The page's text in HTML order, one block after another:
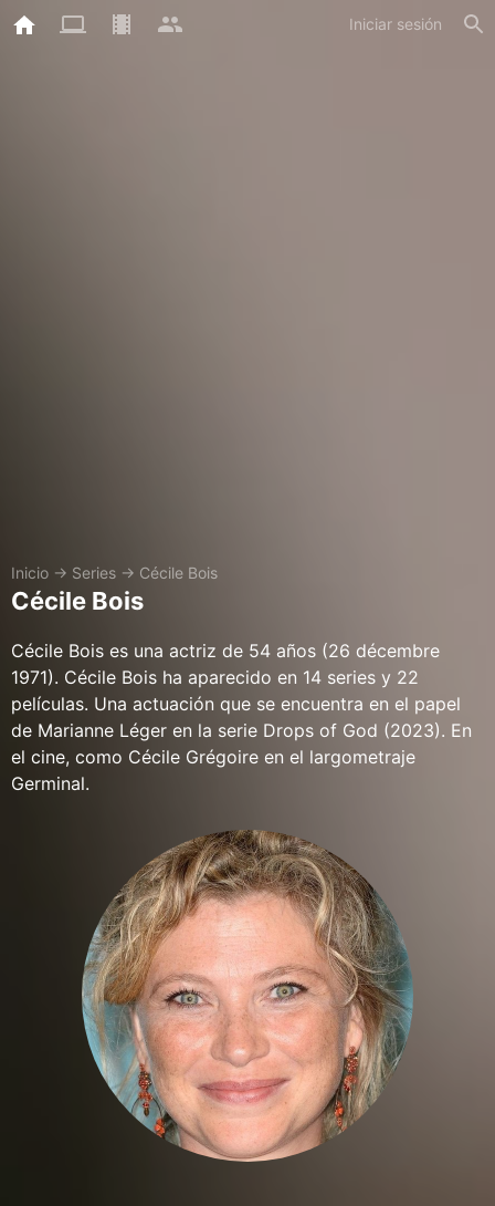
Iniciar sesión
Inicio → Series → Cécile Bois
Cécile Bois
Cécile Bois es una actriz de 54 años (26 décembre
1971). Cécile Bois ha aparecido en 14 series y 22
películas. Una actuación que se encuentra en el papel
de Marianne Léger en la serie Drops of God (2023). En
el cine, como Cécile Grégoire en el largometraje
Germinal.